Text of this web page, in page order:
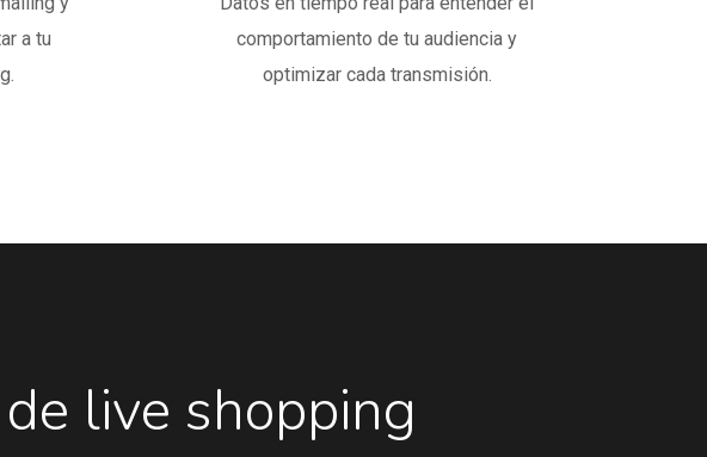
a tu
comportamiento de tu audiencia y
optimizar cada transmisión.
de live shopping